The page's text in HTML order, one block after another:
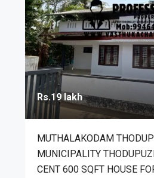
Rs.19 lakh
MUTHALAKODAM
MUNICIPALITY
CENT 600 SQFT HOUSE